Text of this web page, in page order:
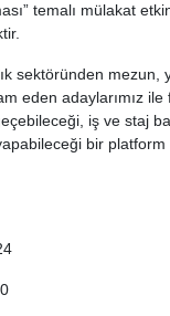
temalı mülakat
sektöründen mezun,
eden adaylarımız ile
iş ve staj
bir platform